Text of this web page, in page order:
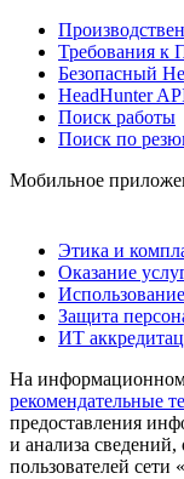
Требования к
Безопасный
HeadHunter
Поиск работы
Поиск по
Мобильное
Этика и
Оказание
Защита
ИТ
На информационном
рекомендательные
предоставления
и анализа
пользователей